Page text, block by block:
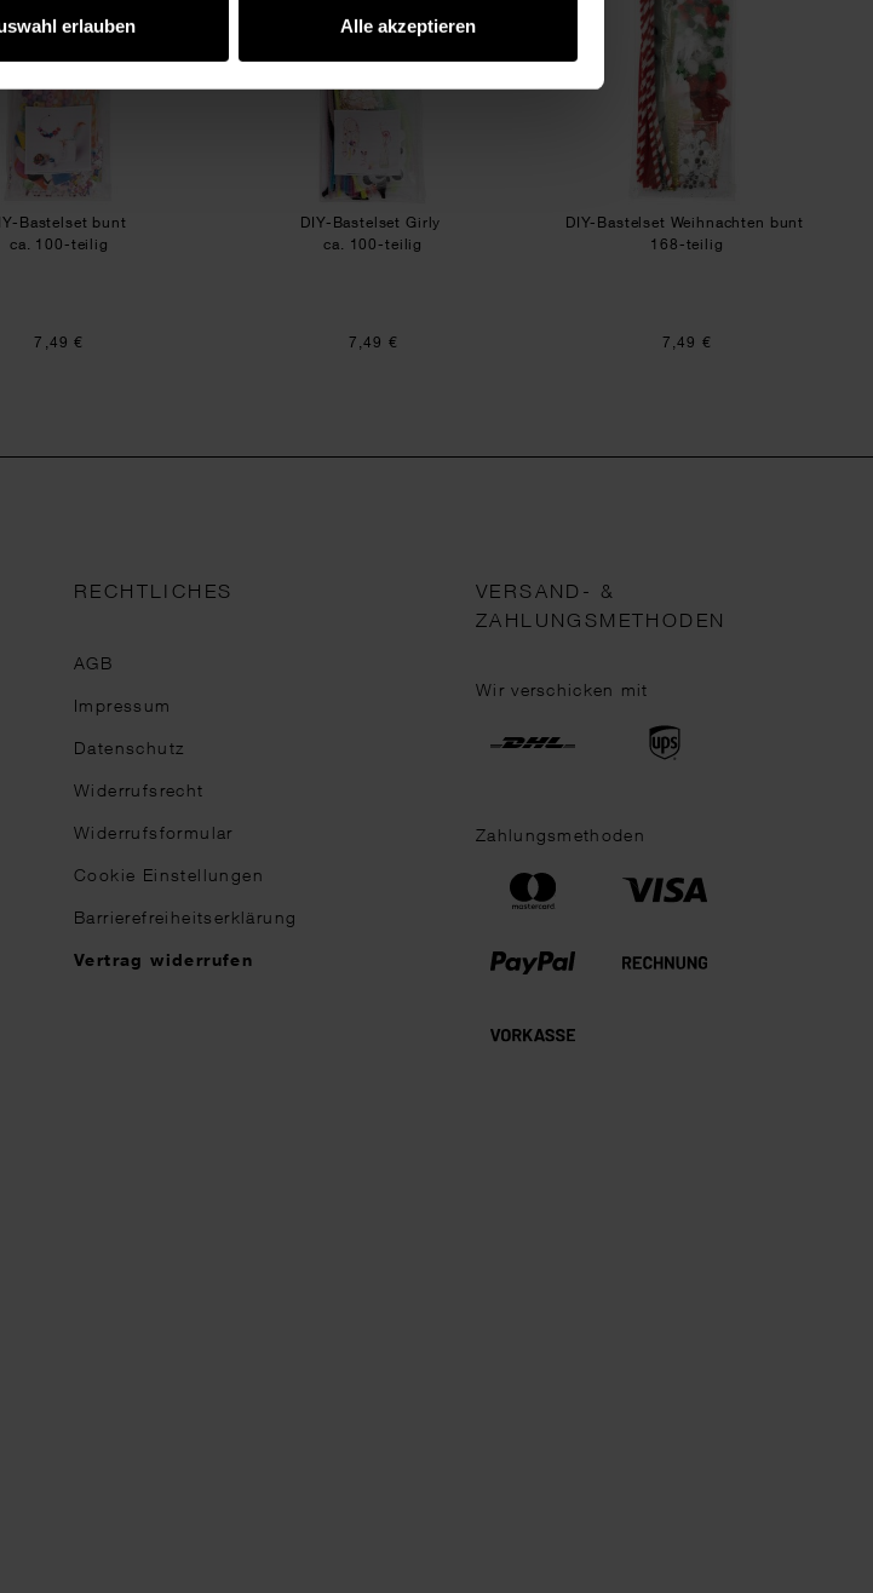
erlauben Alle akzeptieren
Bastelset bunt
ca. 100-teilig
7,49 €
DIY-Bastelset Girly
ca. 100-teilig
7,49 €
DIY-Bastelset Weihnachten bunt
168-teilig
7,49 €
RECHTLICHES
AGB
Impressum
Datenschutz
Widerrufsrecht
Widerrufsformular
Cookie Einstellungen
Barrierefreiheitserklärung
Vertrag widerrufen
VERSAND- &
ZAHLUNGSMETHODEN
Wir verschicken mit
Zahlungsmethoden